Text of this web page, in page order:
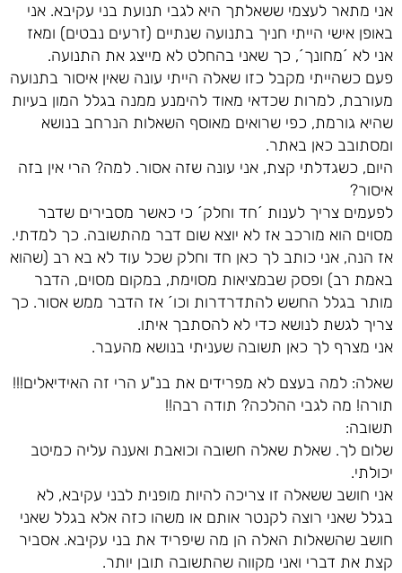
אני מתאר לעצמי ששאלתך היא לגבי תנועת בני עקיבא. אני
באופן אישי הייתי חניך בתנועה שנתיים (זרעים נבטים) ומאז
אני לא ´מחונך´, כך שאני בהחלט לא מייצג את התנועה.
פעם כשהייתי מקבל כזו שאלה הייתי עונה שאין איסור בתנועה
מעורבת, למרות שכדאי מאוד להימנע ממנה בגלל המון בעיות
שהיא גורמת, כפי שרואים מאוסף השאלות הנרחב בנושא
ומסתובב כאן באתר.
היום, כשגדלתי קצת, אני עונה שזה אסור. למה? הרי אין בזה
איסור?
לפעמים צריך לענות ´חד וחלק´ כי כאשר מסבירים שדבר
מסוים הוא מורכב אז לא יוצא שום דבר מהתשובה. כך למדתי.
אז הנה, אני כותב לך כאן חד וחלק שכל עוד לא בא רב (שהוא
באמת רב) ופסק שבמציאות מסוימת, במקום מסוים, הדבר
מותר בגלל החשש להתדרדרות וכו´ אז הדבר ממש אסור. כך
צריך לגשת לנושא כדי לא להסתבך איתו.
אני מצרף לך כאן תשובה שעניתי בנושא מהעבר.
שאלה: למה בעצם לא מפרידים את בנ"ע הרי זה האידיאלים!!!
תורה! מה לגבי ההלכה? תודה רבה!!
תשובה:
שלום לך. שאלת שאלה חשובה וכואבת ואענה עליה כמיטב
יכולתי.
אני חושב ששאלה זו צריכה להיות מופנית לבני עקיבא, לא
בגלל שאני רוצה לקנטר אותם או משהו כזה אלא בגלל שאני
חושב שהשאלות האלה הן מה שיפריד את בני עקיבא. אסביר
קצת את דברי ואני מקווה שהתשובה תובן יותר.